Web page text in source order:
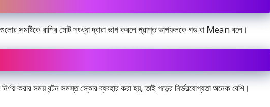
সমষ্টিকে রাশির মােট সংখ্যা দ্বারা ভাগ করলে প্রাপ্ত ভাগফলকে গড় বা Mean বলে।
করার সময় বন্টন সমস্ত স্কোর ব্যবহার করা হয়, তাই গড়ের নির্ভরযোগ্যতা অনেক বেশি।